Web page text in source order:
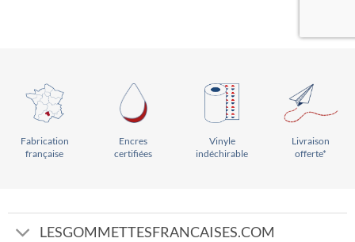
Fabrication
française
Encres
certifiées
Vinyle
indéchirable
Livraison
offerte*
LESGOMMETTESFRANCAISES.COM